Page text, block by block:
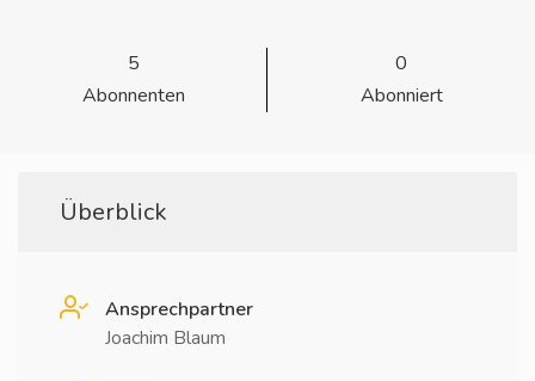
5
Abonnenten
0
Abonniert
Überblick
Ansprechpartner
Joachim Blaum